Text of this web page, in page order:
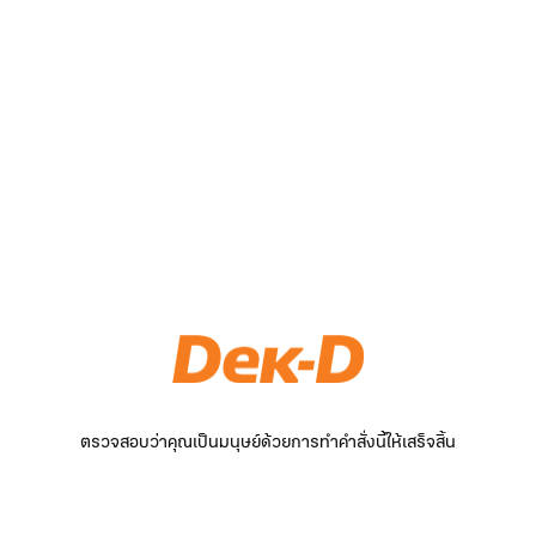
ตรวจสอบว่าคุณเป็นมนุษย์ด้วยการทำคำสั่งนี้ให้เสร็จสิ้น